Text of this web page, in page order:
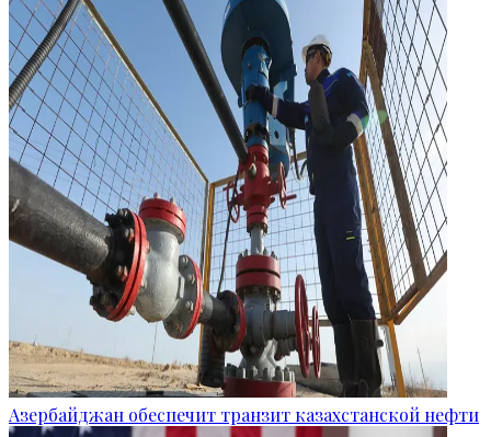
Азербайджан обеспечит транзит казахстанской нефти